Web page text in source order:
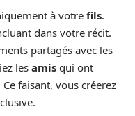
à votre fils.
dans votre récit.
partagés avec les
lesamis qui ont
faisant, vous créerez